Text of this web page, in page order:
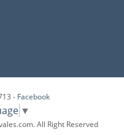
- Facebook
▼
All Right Reserved